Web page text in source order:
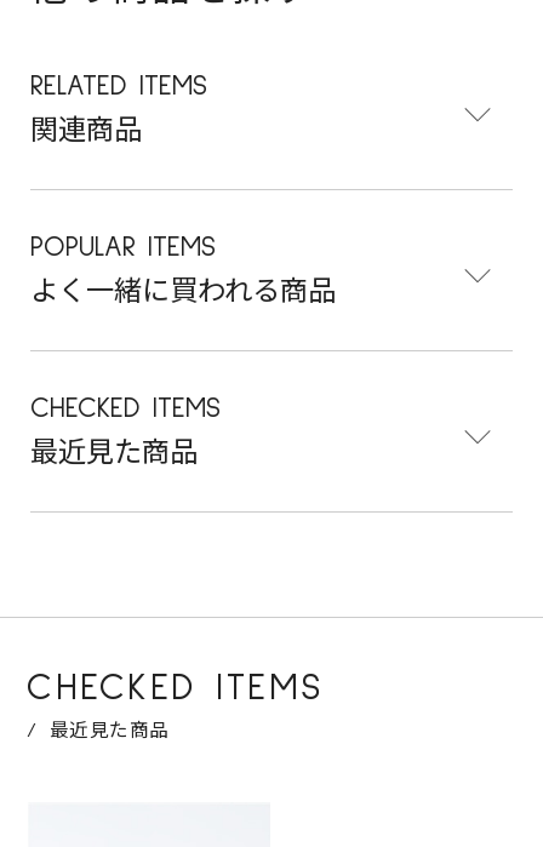
RELATED ITEMS
関連商品
POPULAR ITEMS
よく一緒に買われる商品
CHECKED ITEMS
最近見た商品
CHECKED ITEMS
最近見た商品